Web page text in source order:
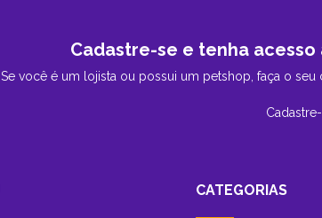
Cadastre-se e tenha
Se você é um lojista ou possui um petshop, faça o
CATEGORIAS